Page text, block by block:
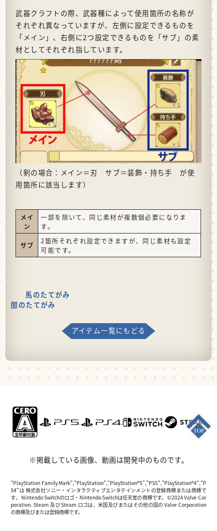
武器クラフトの際、武器種によって使用箇所の名称が
それぞれ異なっていますが、左側に設定できるものを
「メイン」、右側に2つ設定できるものを「サブ」の素
材としてそれぞれ指しています。
（剣の場合：メイン＝刃 サブ＝装飾・持ち手 が使
用箇所に該当します）
メイ
ン
一部を除いて、同じ素材が複数個必要になりま
す。
サブ
2箇所それぞれ設定できますが、同じ素材も設定
可能です。
馬のたてがみ
闇のたてがみ
アイテム一覧にもどる
※掲載している画像、動画は開発中のものです。
"PlayStation Family Mark","PlayStation","PlayStation®5","PS5","PlayStation®4","P
S4"は 株式会社ソニー・インタラクティブエンタテインメントの登録商標または商標で
す。 Nintendo Switchのロゴ・Nintendo Switchは任天堂の商標です。 ©2024 Valve Cor
poration. Steam 及び Steam ロゴは、米国及びまたはその他の国の Valve Corporation
の商標及びまたは登録商標です。